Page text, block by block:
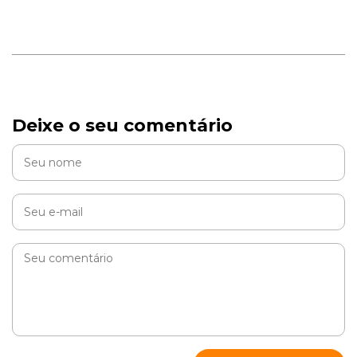
Deixe o seu comentário